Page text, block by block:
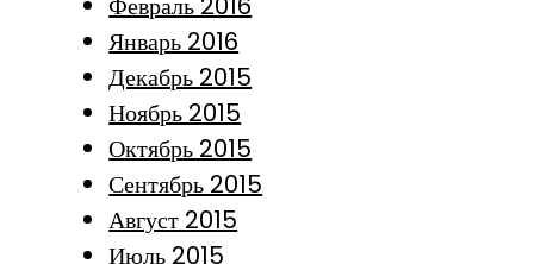
Январь 2016
Декабрь 2015
Ноябрь 2015
Октябрь 2015
Сентябрь 2015
Август 2015
Июль 2015